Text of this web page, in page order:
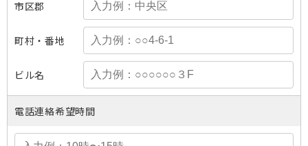
市区郡
町村・番地
ビル名
電話連絡希望時間